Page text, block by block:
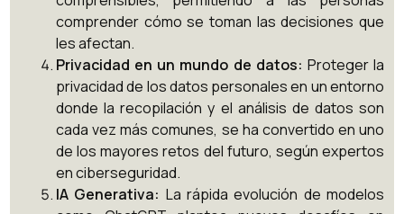
comprender cómo se toman las decisiones que
les afectan.
Privacidad en un mundo de datos: Proteger la
privacidad de los datos personales en un entorno
donde la recopilación y el análisis de datos son
cada vez más comunes, se ha convertido en uno
de los mayores retos del futuro, según expertos
en ciberseguridad.
IA Generativa: La rápida evolución de modelos